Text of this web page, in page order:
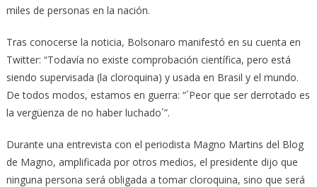
miles de personas en la nación.
Tras conocerse la noticia, Bolsonaro manifestó en su cuenta en
Twitter: “Todavía no existe comprobación científica, pero está
siendo supervisada (la cloroquina) y usada en Brasil y el mundo.
De todos modos, estamos en guerra: “´Peor que ser derrotado es
la vergüenza de no haber luchado´”.
Durante una entrevista con el periodista Magno Martins del Blog
de Magno, amplificada por otros medios, el presidente dijo que
ninguna persona será obligada a tomar cloroquina, sino que será